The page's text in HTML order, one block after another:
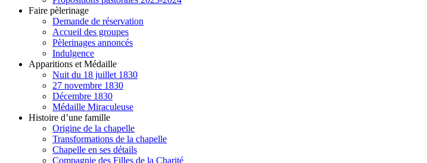
Faire pèlerinage
Demande de réservation
Accueil des groupes
Pèlerinages annoncés
Indulgence
Apparitions et Médaille
Nuit du 18 juillet 1830
27 novembre 1830
Décembre 1830
Médaille Miraculeuse
Histoire d’une famille
Origine de la chapelle
Transformations de la chapelle
Chapelle en ses détails
Compagnie des Filles de la Charité